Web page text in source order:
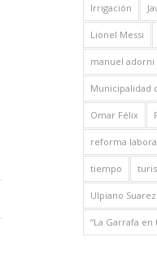
Irrigación
Lionel Messi
manuel adorni
Municipalidad
Omar Félix
reforma
tiempo
Ulpiano Suarez
“La Garrafa en